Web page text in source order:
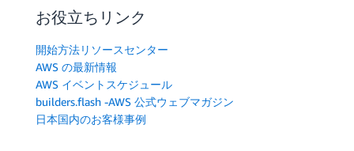
お役立ちリンク
開始方法リソースセンター
AWS の最新情報
AWS イベントスケジュール
builders.flash -AWS 公式ウェブマガジン
日本国内のお客様事例